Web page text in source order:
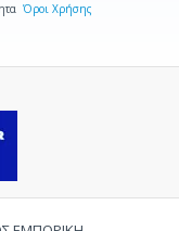
Όροι Χρήσης